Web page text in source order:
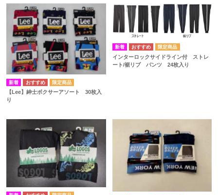
【Lee】紳士ボクサーアソート 30枚入
り
インターロックサイドライン付 ストレ
ート/裾リブ パンツ 24枚入り